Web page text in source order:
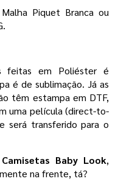
Piquet Branca ou
feitas em Poliéster é
é de sublimação. Já as
têm estampa em DTF,
uma película (direct-to-
será transferido para o
Camisetas Baby Look,
na frente, tá?